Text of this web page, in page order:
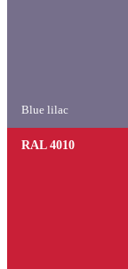
Blue lilac
RAL 4010